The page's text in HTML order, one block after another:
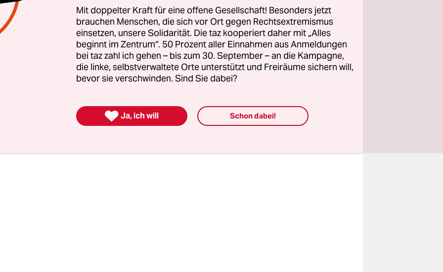
sich in zwei Gruppen zu teilen, wenn sie mit dem
werden. Die einen müssen sich nähern, um zu
anderen machen sich so schnell wie möglich vom Acker.
zur ersten Kategorie, aber ich muss gestehen: Ganz
das auch nicht angefangen. Mich hat der Suizid meines
hat mich gezwungen, nach dem Leben zu fragen.
Mit doppelter Kraft für eine offene Gesellschaft! Besonders jetzt
brauchen Menschen, die sich vor Ort gegen Rechtsextremismus
einsetzen, unsere Solidarität. Die taz kooperiert daher mit „Alles
beginnt im Zentrum“. 50 Prozent aller Einnahmen aus Anmeldungen
bei taz zahl ich gehen – bis zum 30. September – an die Kampagne,
die linke, selbstverwaltete Orte unterstützt und Freiräume sichern will,
bevor sie verschwinden. Sind Sie dabei?
 Ja, ich will Schon dabei!